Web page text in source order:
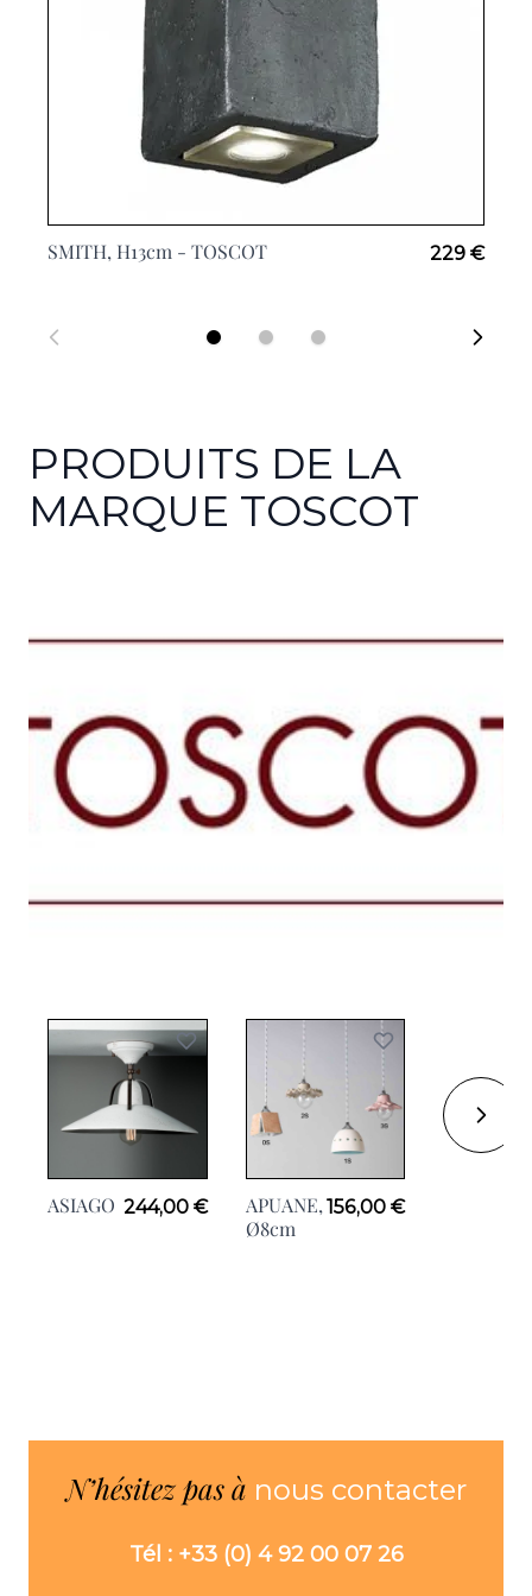
SMITH, H13cm - TOSCOT 229 €
PRODUITS DE LA
MARQUE TOSCOT
ASIAGO 244,00 €
APUANE,
Ø8cm
156,00 €
N’hésitez pas à nous contacter
Tél : +33 (0) 4 92 00 07 26